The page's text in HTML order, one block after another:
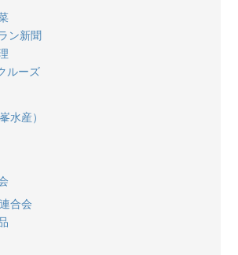
ン新聞
ルーズ
水産）
合会